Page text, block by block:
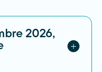
2026,